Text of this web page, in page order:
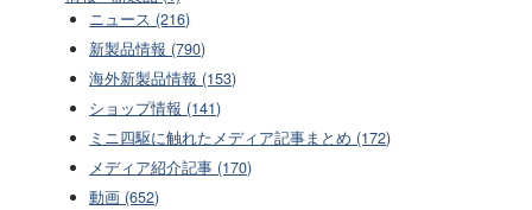
ニュース (216)
新製品情報 (790)
海外新製品情報 (153)
ショップ情報 (141)
ミニ四駆に触れたメディア記事まとめ (172)
メディア紹介記事 (170)
動画 (652)